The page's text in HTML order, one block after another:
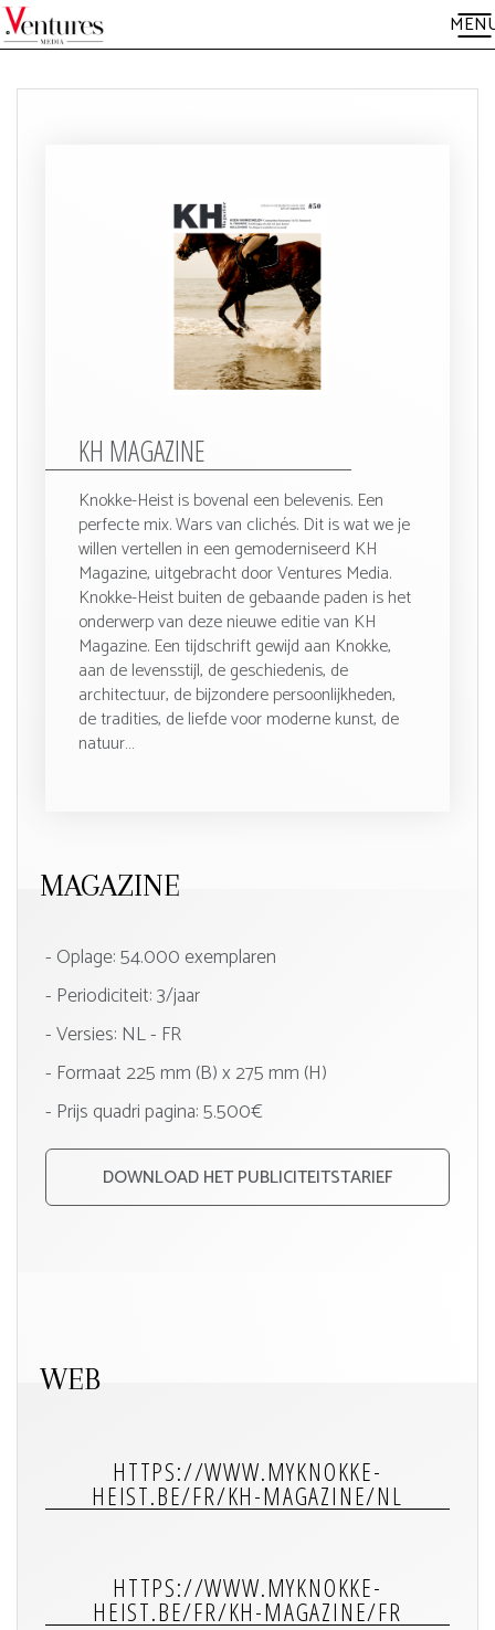
KH MAGAZINE
Knokke-Heist is bovenal een belevenis. Een
perfecte mix. Wars van clichés. Dit is wat we je
willen vertellen in een gemoderniseerd KH
Magazine, uitgebracht door Ventures Media.
Knokke-Heist buiten de gebaande paden is het
onderwerp van deze nieuwe editie van KH
Magazine. Een tijdschrift gewijd aan Knokke,
aan de levensstijl, de geschiedenis, de
architectuur, de bijzondere persoonlijkheden,
de tradities, de liefde voor moderne kunst, de
natuur…
MAGAZINE
- Oplage: 54.000 exemplaren
- Periodiciteit: 3/jaar
- Versies: NL FR
- Formaat 225 mm (B) x 275 mm (H)
- Prijs quadri pagina: 5.500€
DOWNLOAD HET PUBLICITEITSTARIEF
WEB
HTTPS://WWW.MYKNOKKE-
HEIST.BE/FR/KH-MAGAZINE/NL
HTTPS://WWW.MYKNOKKE-
HEIST.BE/FR/KH-MAGAZINE/FR